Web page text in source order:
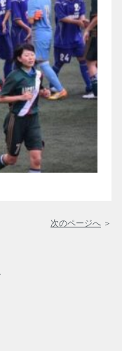
次のページへ ＞